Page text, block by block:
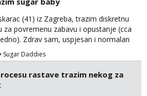
(41) iz Zagreba, trazim diskretnu
za povremenu zabavu i opustanje (cca
Zdrav sam, uspjesan i normalan
koji je spreman financijski cijeniti
vrijeme i trud. Ako smatras da imas sto
javi se s par rijeci o sebi, tome sto
ocekujes i fotkama na; Telegram
WA 0955812207
Sugar Daddies
rastave trazim nekog za